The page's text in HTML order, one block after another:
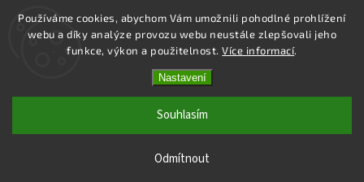
Používáme cookies, abychom Vám umožnili pohodlné prohlížení
webu a díky analýze provozu webu neustále zlepšovali jeho
funkce, výkon a použitelnost.Více informací.
Nastavení
Odmítnout
Souhlasím
E-SHOP MILATA. Všechna práva vyhrazena.
Upravit nastavení cookies